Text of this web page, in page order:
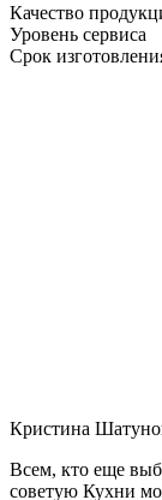
Качество
Уровень сервиса
Срок
Кристина
Всем, кто еще
советую Кухни